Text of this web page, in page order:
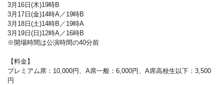
3月16日(木)19時B
3月17日(金)14時A／19時B
3月18日(土)14時B／19時A
3月19日(日)12時A／16時B
※開場時間は公演時間の40分前
【料金】
プレミアム席：10,000円、A席一般：6,000円、A席高校生以下：3,500
円